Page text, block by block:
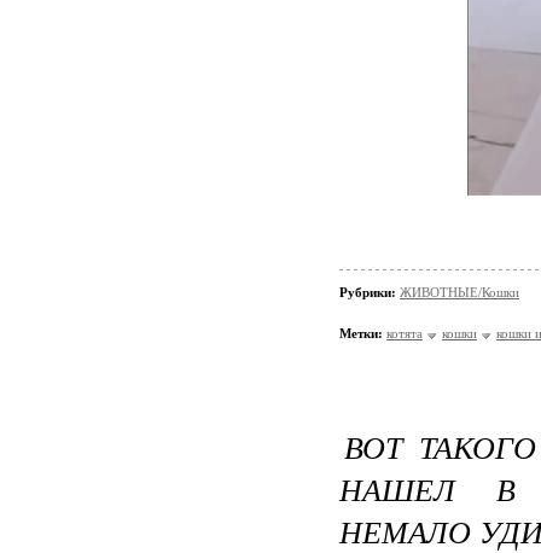
Рубрики: ЖИВОТНЫЕ/Кошки
Метки: котята кошки кошки
ВОТ
НАШЕЛ В
НЕМАЛО